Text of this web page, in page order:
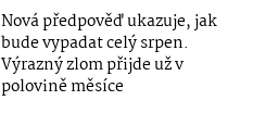
Nová předpověď ukazuje, jak
bude vypadat celý srpen.
Výrazný zlom přijde už v
polovině měsíce